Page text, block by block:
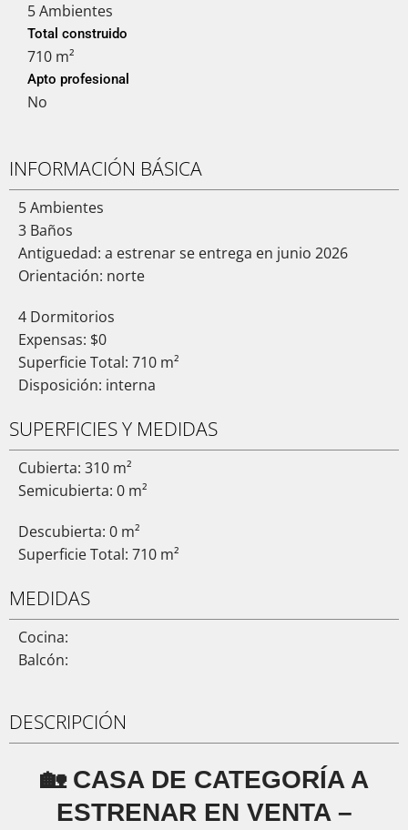
5 Ambientes
Total construido
710 m²
Apto profesional
No
INFORMACIÓN BÁSICA
5 Ambientes
3 Baños
Antiguedad: a estrenar se entrega en junio 2026
Orientación: norte
4 Dormitorios
Expensas: $0
Superficie Total: 710 m²
Disposición: interna
SUPERFICIES Y MEDIDAS
Cubierta: 310 m²
Semicubierta: 0 m²
Descubierta: 0 m²
Superficie Total: 710 m²
MEDIDAS
Cocina:
Balcón:
DESCRIPCIÓN
🏡 CASA DE CATEGORÍA A
ESTRENAR EN VENTA –